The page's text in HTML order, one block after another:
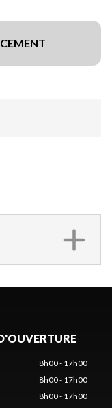
8h00 - 17h00
8h00 - 17h00
8h00 - 17h00